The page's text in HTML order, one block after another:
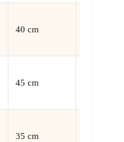
40 cm
45 cm
35 cm